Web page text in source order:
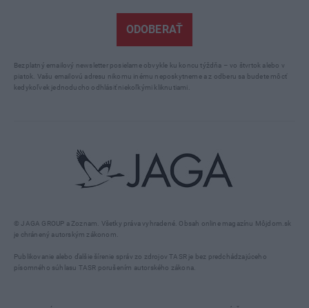
© JAGA GROUP a Zoznam. Všetky práva vyhradené. Obsah online magazínu Môjdom.sk
je chránený autorským zákonom.
Publikovanie alebo ďalšie šírenie správ zo zdrojov TASR je bez predchádzajúceho
písomného súhlasu TASR porušením autorského zákona.
ODOBERAŤ
Bezplatný emailový newsletter posielame obvykle ku koncu týždňa – vo štvrtok alebo v
piatok. Vašu emailovú adresu nikomu inému neposkytneme a z odberu sa budete môcť
kedykoľvek jednoducho odhlásiť niekoľkými kliknutiami.